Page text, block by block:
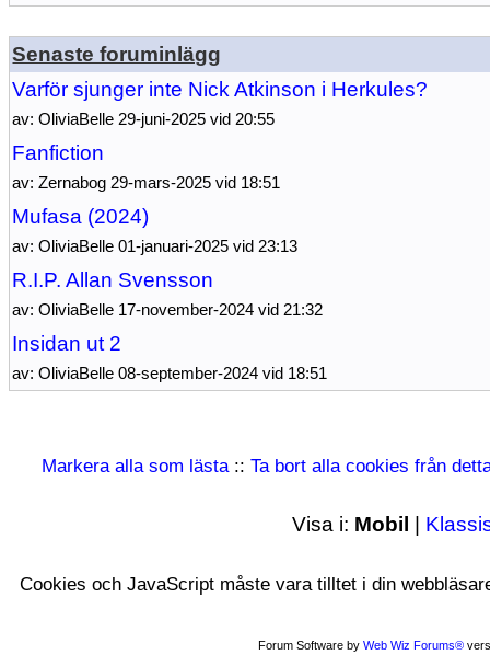
Senaste foruminlägg
Varför sjunger inte Nick Atkinson i Herkules?
av: OliviaBelle 29-juni-2025 vid 20:55
Fanfiction
av: Zernabog 29-mars-2025 vid 18:51
Mufasa (2024)
av: OliviaBelle 01-januari-2025 vid 23:13
R.I.P. Allan Svensson
av: OliviaBelle 17-november-2024 vid 21:32
Insidan ut 2
av: OliviaBelle 08-september-2024 vid 18:51
Markera alla som lästa :: Ta bort alla cookies från
Visa i: Mobil |
Cookies och JavaScript måste vara tilltet i din
Forum Software by Web Wiz Forums®